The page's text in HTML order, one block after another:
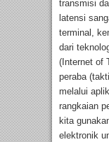
transmisi
latensi
terminal,
dari
(Internet of
peraba
melalui
rangkaian
kita
elektronik